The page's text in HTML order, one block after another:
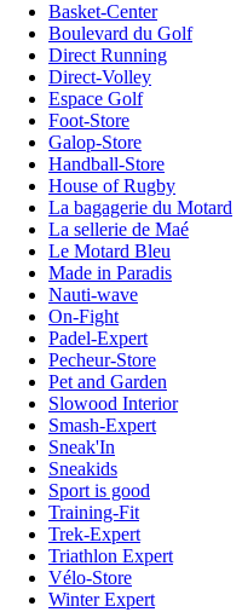
Basket-Center
Boulevard du Golf
Direct Running
Direct-Volley
Espace Golf
Foot-Store
Galop-Store
Handball-Store
House of Rugby
La bagagerie du Motard
La sellerie de Maé
Le Motard Bleu
Made in Paradis
Nauti-wave
On-Fight
Padel-Expert
Pecheur-Store
Pet and Garden
Slowood Interior
Smash-Expert
Sneak'In
Sneakids
Sport is good
Training-Fit
Trek-Expert
Triathlon Expert
Vélo-Store
Winter Expert